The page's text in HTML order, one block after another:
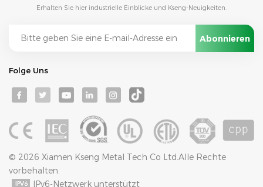
Erhalten Sie hier industrielle Einblicke und Kseng-Neuigkeiten.
Folge Uns
© 2026 Xiamen Kseng Metal Tech Co Ltd.Alle Rechte
vorbehalten.
IPv6-Netzwerk unterstützt